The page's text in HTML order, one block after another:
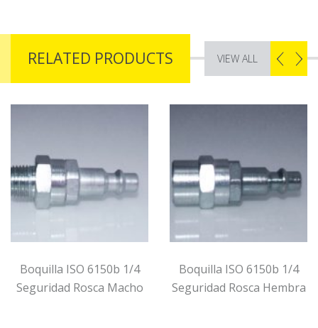
RELATED PRODUCTS VIEW ALL
Boquilla ISO 6150b 1/4
Seguridad Rosca Macho
Boquilla ISO 6150b 1/4
Seguridad Rosca Hembra